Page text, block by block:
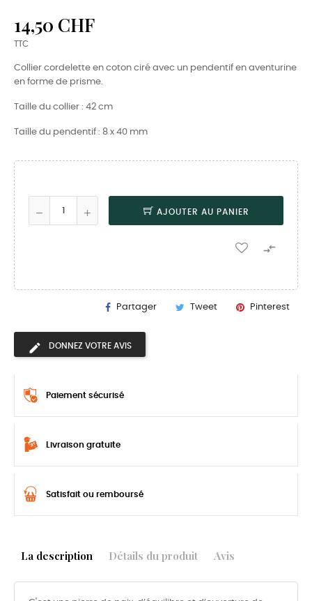
14,50 CHF
TTC
Collier cordelette en coton ciré avec un pendentif en aventurine
en forme de prisme.
Taille du collier : 42 cm
Taille du pendentif : 8 x 40 mm
AJOUTER AU PANIER

Partager Tweet Pinterest
DONNEZ VOTRE AVIS
Paiement sécurisé
Livraison gratuite
Satisfait ou remboursé
La description Détails du produit Avis